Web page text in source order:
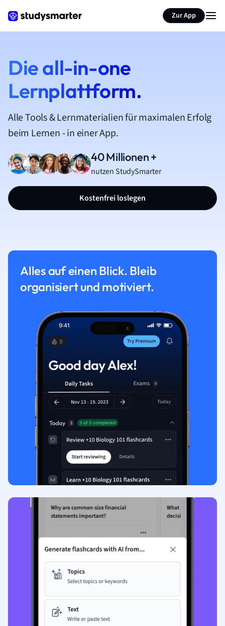
Zur App
Die all-in-one
Lernplattform.
Alle Tools & Lernmaterialien für maximalen Erfolg
beim Lernen - in einer App.
40 Millionen +
nutzen StudySmarter
Kostenfrei loslegen
Alles auf einen Blick. Bleib
organisiert und motiviert.